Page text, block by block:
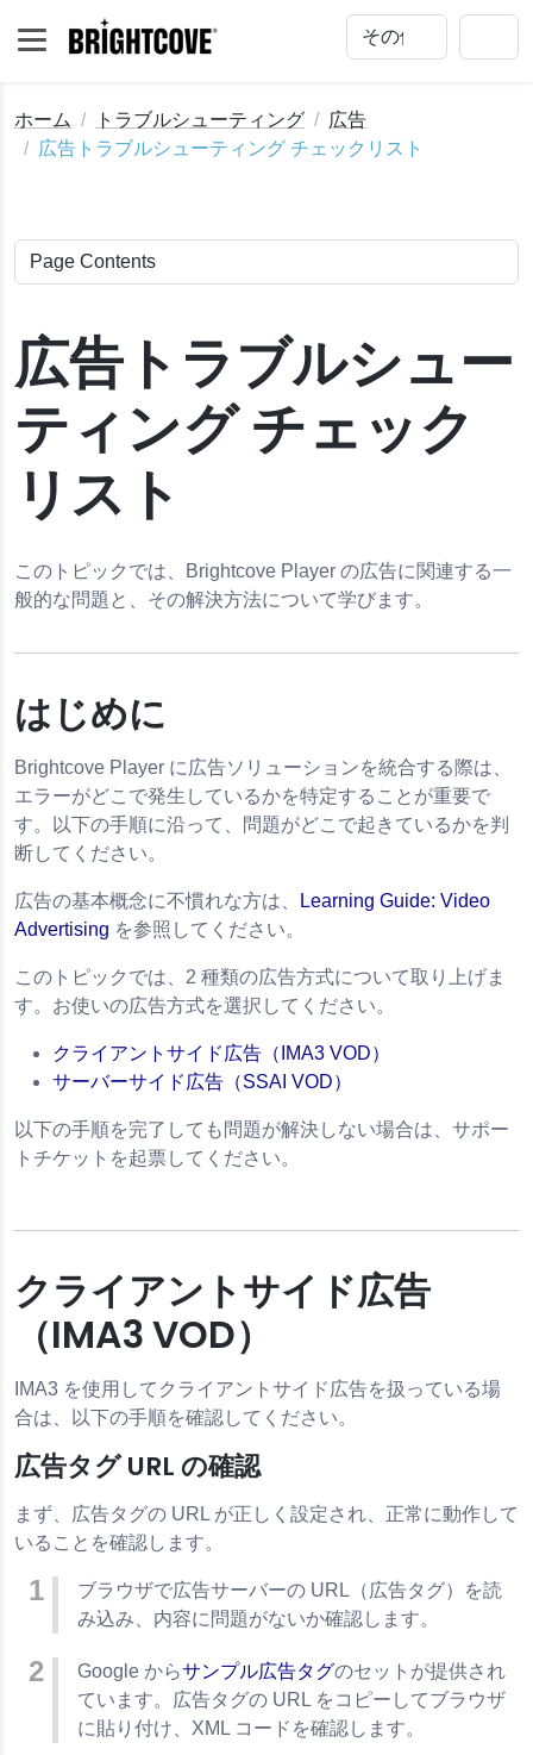
ックリスト
ホーム トラブルシューティング
広告
広告トラブルシューティング チェックリスト
広告トラブルシュー
ティング チェック
リスト
このトピックでは、Brightcove Player の広告に関連する一
般的な問題と、その解決方法について学びます。
はじめに
Brightcove Player に広告ソリューションを統合する際は、
エラーがどこで発生しているかを特定することが重要で
す。以下の手順に沿って、問題がどこで起きているかを判
断してください。
広告の基本概念に不慣れな方は、
Learning Guide: Video
Advertising を参照してください。
このトピックでは、2 種類の広告方式について取り上げま
す。お使いの広告方式を選択してください。
クライアントサイド広告（IMA3 VOD）
サーバーサイド広告（SSAI VOD）
以下の手順を完了しても問題が解決しない場合は、サポー
トチケットを起票してください。
クライアントサイド広告
（IMA3 VOD）
IMA3 を使用してクライアントサイド広告を扱っている場
合は、以下の手順を確認してください。
広告タグ URL の確認
まず、広告タグの URL が正しく設定され、正常に動作して
いることを確認します。
ブラウザで広告サーバーの URL（広告タグ）を読
み込み、内容に問題がないか確認します。
Google からサンプル広告タグのセットが提供され
ています。広告タグの URL をコピーしてブラウザ
に貼り付け、XML コードを確認します。